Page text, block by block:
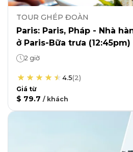
TOUR GHÉP ĐOÀN
Paris: Paris, Pháp - Nhà
ở Paris-Bữa trưa (12:45pm)
2 giờ
4.5(2)
Giá từ
$ 79.7 / khách